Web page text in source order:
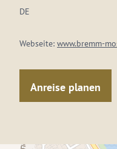
DE
Webseite: www.bremm-
Anreise planen